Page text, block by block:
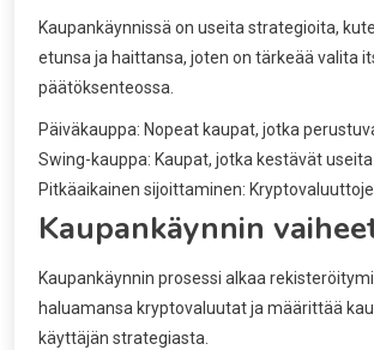
Kaupankäynnissä on useita strategioita,
etunsa ja haittansa, joten on tärkeää valita
päätöksenteossa.
Päiväkauppa: Nopeat kaupat, jotka
Swing-kauppa: Kaupat, jotka kestävät
Pitkäaikainen sijoittaminen:
Kaupankäynnin
Kaupankäynnin prosessi alkaa
haluamansa kryptovaluutat ja määrittää
käyttäjän strategiasta.